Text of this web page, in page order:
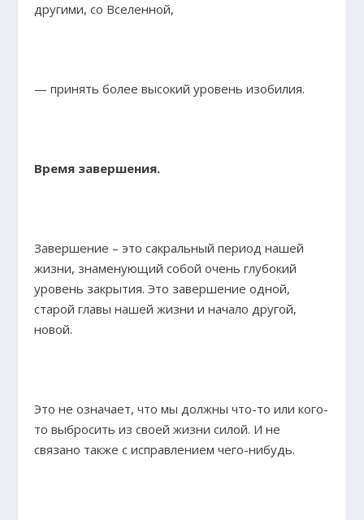
другими, со Вселенной,
— принять более высокий уровень изобилия.
Время завершения.
Завершение – это сакральный период нашей
жизни, знаменующий собой очень глубокий
уровень закрытия. Это завершение одной,
старой главы нашей жизни и начало другой,
новой.
Это не означает, что мы должны что-то или кого-
то выбросить из своей жизни силой. И не
связано также с исправлением чего-нибудь.